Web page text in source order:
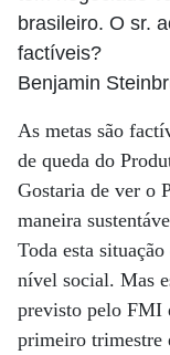
brasileiro. O sr.
factíveis?
Benjamin
As metas são
de queda do
Gostaria de ver o
maneira
Toda esta
nível social. Mas
previsto pelo FMI
primeiro trimestre